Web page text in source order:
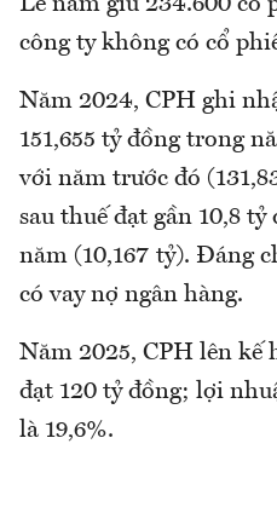
Lê nắm giữ 234.600 cổ
công ty không có cổ
Năm 2024, CPH ghi
151,655 tỷ đồng trong
với năm trước đó
sau thuế đạt gần 10,8
năm (10,167 tỷ). Đáng
có vay nợ ngân hàng.
Năm 2025, CPH lên kế
đạt 120 tỷ đồng; lợi
là 19,6%.